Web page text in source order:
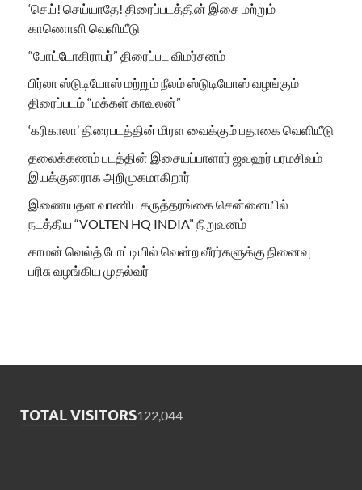
‘செய்! செய்யாதே! திரைப்படத்தின் இசை மற்றும்
காணொளி வெளியீடு
“போட்டோகிராபர்” திரைப்பட விமர்சனம்
பிர்லா ஸ்டுடியோஸ் மற்றும் நீலம் ஸ்டுடியோஸ் வழங்கும்
திரைப்படம் “மக்கள் காவலன்”
‘கரிகாலா’ திரைபடத்தின் மிரள வைக்கும் பதாகை வெளியீடு
தலைக்கணம் படத்தின் இசையப்பாளார் ஜவஹர் பரமசிவம்
இயக்குனராக அறிமுகமாகிறார்
இணையதள வாணிப கருத்தரங்கை சென்னையில்
நடத்திய “VOLTEN HQ INDIA” நிறுவனம்
காமன் வெல்த் போட்டியில் வென்ற வீரர்களுக்கு நினைவு
பரிசு வழங்கிய முதல்வர்
TOTAL VISITORS122,044